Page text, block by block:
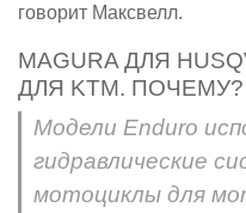
говорит Максвелл.
MAGURA ДЛЯ
ДЛЯ KTM. ПОЧЕМУ?
Модели Enduro
гидравлические
мотоциклы для